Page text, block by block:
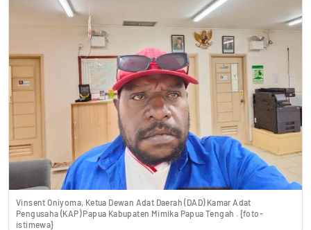
Vinsent Oniyoma, Ketua Dewan Adat Daerah (DAD) Kamar Adat
Pengusaha (KAP) Papua Kabupaten Mimika Papua Tengah . {foto-
istimewa}